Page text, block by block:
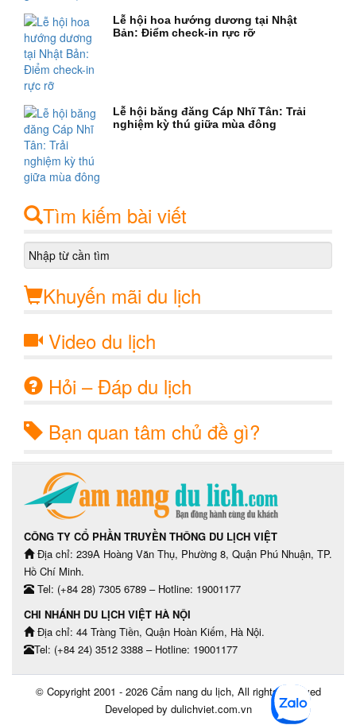
Lễ hội hoa hướng dương tại Nhật
Bản: Điểm check-in rực rỡ
Lễ hội băng đăng Cáp Nhĩ Tân: Trải
nghiệm kỳ thú giữa mùa đông
Tìm kiếm bài viết
Khuyến mãi du lịch
Video du lịch
Hỏi – Đáp du lịch
Bạn quan tâm chủ đề gì?
CÔNG TY CỔ PHẦN TRUYỀN THÔNG DU LỊCH VIỆT
Địa chỉ: 239A Hoàng Văn Thụ, Phường 8, Quận Phú Nhuận, TP.
Hồ Chí Minh.
Tel: (+84 28) 7305 6789 – Hotline: 19001177
CHI NHÁNH DU LỊCH VIỆT HÀ NỘI
Địa chỉ: 44 Tràng Tiền, Quận Hoàn Kiếm, Hà Nội.
Tel: (+84 24) 3512 3388 – Hotline: 19001177
© Copyright 2001 - 2026 Cẩm nang du lịch, All rights reserved
Developed by dulichviet.com.vn